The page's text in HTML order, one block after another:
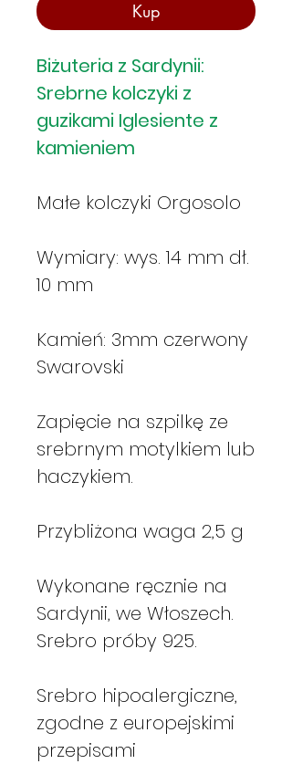
Kup
Biżuteria z Sardynii:
Srebrne kolczyki z
guzikami Iglesiente z
kamieniem
Małe kolczyki Orgosolo
Wymiary: wys. 14 mm dł.
10 mm
Kamień: 3mm czerwony
Swarovski
Zapięcie na szpilkę ze
srebrnym motylkiem lub
haczykiem.
Przybliżona waga 2,5 g
Wykonane ręcznie na
Sardynii, we Włoszech.
Srebro próby 925.
Srebro hipoalergiczne,
zgodne z europejskimi
przepisami